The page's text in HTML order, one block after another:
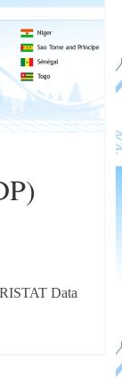
Directeur
Data